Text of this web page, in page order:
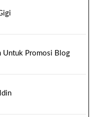
Untuk Promosi Blog